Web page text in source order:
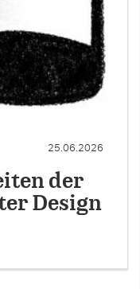
25.06.2026
der
Design